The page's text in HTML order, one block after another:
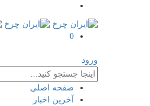
0
ورود
صفحه اصلی
آخرین اخبار